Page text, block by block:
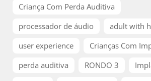
Criança Com Perda Auditiva
processador de áudio
adult with
user experience
Crianças Com
perda auditiva
RONDO 3